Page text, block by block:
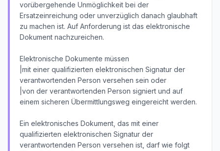
vorübergehende Unmöglichkeit bei der
Ersatzeinreichung oder unverzüglich danach glaubhaft
zu machen ist. Auf Anforderung ist das elektronische
Dokument nachzureichen.
Elektronische Dokumente müssen
|mit einer qualifizierten elektronischen Signatur der
verantwortenden Person versehen sein oder
|von der verantwortenden Person signiert und auf
einem sicheren Übermittlungsweg eingereicht werden.
Ein elektronisches Dokument, das mit einer
qualifizierten elektronischen Signatur der
verantwortenden Person versehen ist, darf wie folgt